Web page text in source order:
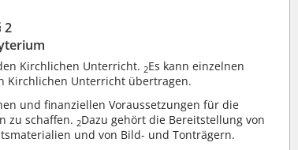
2
Kirchlichen Unterricht. 2Es kann einzelnen
Kirchlichen Unterricht übertragen.
und finanziellen Voraussetzungen für die
zu schaffen. 2Dazu gehört die Bereitstellung von
und von Bild- und Tonträgern.